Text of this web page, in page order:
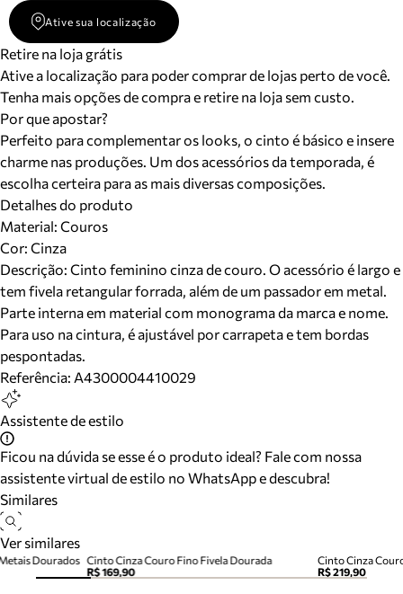
Ative sua localização
Retire na loja grátis
Ative a localização para poder comprar de lojas perto de você.
Tenha mais opções de compra e retire na loja sem custo.
Por que apostar?
Perfeito para complementar os looks, o cinto é básico e insere
charme nas produções. Um dos acessórios da temporada, é
escolha certeira para as mais diversas composições.
Detalhes do produto
Material: Couros
Cor: Cinza
Descrição: Cinto feminino cinza de couro. O acessório é largo e
tem fivela retangular forrada, além de um passador em metal.
Parte interna em material com monograma da marca e nome.
Para uso na cintura, é ajustável por carrapeta e tem bordas
pespontadas.
Referência: A4300004410029
Assistente de estilo
Ficou na dúvida se esse é o produto ideal? Fale com nossa
assistente virtual de estilo no WhatsApp e descubra!
Similares
Ver similares
Cinto Cinza Couro Fino Fivela Dourada
R$ 169,90
Cinto Cinza
R$ 219,90
Dourados